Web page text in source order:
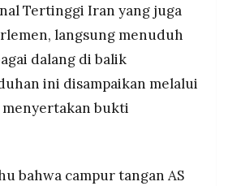
Tertinggi Iran yang juga
langsung menuduh
dalang di balik
ini disampaikan melalui
bukti
bahwa campur tangan AS